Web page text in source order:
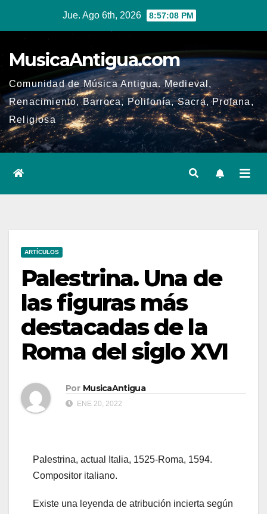
Jue. Ago 6th, 2026 8:57:09 PM
MusicaAntigua.com
Comunidad de Música Antigua. Medieval,
Renacimiento, Barroca, Polifonía, Sacra, Profana,
Religiosa
ARTÍCULOS
Palestrina. Una de
las figuras más
destacadas de la
Roma del siglo XVI
Por MusicaAntigua
ENE 20, 2022
Palestrina, actual Italia, 1525-Roma, 1594.
Compositor italiano.
Existe una leyenda de atribución incierta según